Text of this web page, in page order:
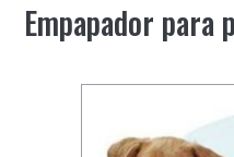
Empapador para